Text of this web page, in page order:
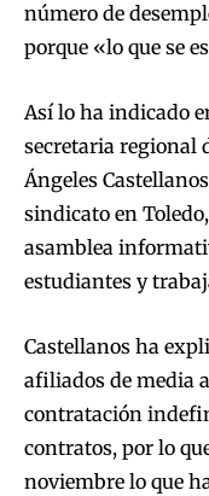
número de
porque «lo que se
Así lo ha indicado
secretaria regional
Ángeles
sindicato en
asamblea
estudiantes y
Castellanos ha
afiliados de media
contratación
contratos, por lo
noviembre lo que